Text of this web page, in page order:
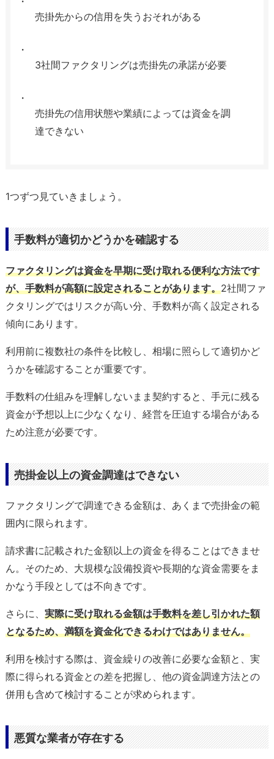
売掛先からの信用を失うおそれがある
3社間ファクタリングは売掛先の承諾が必要
売掛先の信用状態や業績によっては資金を調
達できない
1つずつ見ていきましょう。
手数料が適切かどうかを確認する
ファクタリングは資金を早期に受け取れる便利な方法です
が、手数料が高額に設定されることがあります。2社間ファ
クタリングではリスクが高い分、手数料が高く設定される
傾向にあります。
利用前に複数社の条件を比較し、相場に照らして適切かど
うかを確認することが重要です。
手数料の仕組みを理解しないまま契約すると、手元に残る
資金が予想以上に少なくなり、経営を圧迫する場合がある
ため注意が必要です。
売掛金以上の資金調達はできない
ファクタリングで調達できる金額は、あくまで売掛金の範
囲内に限られます。
請求書に記載された金額以上の資金を得ることはできませ
ん。そのため、大規模な設備投資や長期的な資金需要をま
かなう手段としては不向きです。
さらに、 実際に受け取れる金額は手数料を差し引かれた額
となるため、満額を資金化できるわけではありません。
利用を検討する際は、資金繰りの改善に必要な金額と、実
際に得られる資金との差を把握し、他の資金調達方法との
併用も含めて検討することが求められます。
悪質な業者が存在する